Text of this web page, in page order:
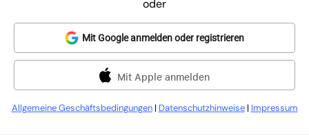
oder
Mit Google anmelden oder registrieren
Mit Apple anmelden
Allgemeine Geschäftsbedingungen| Datenschutzhinweise| Impressum